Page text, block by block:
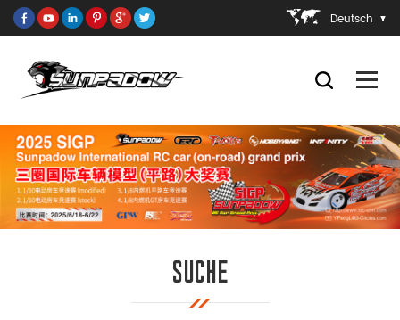
Deutsch
SUCHE